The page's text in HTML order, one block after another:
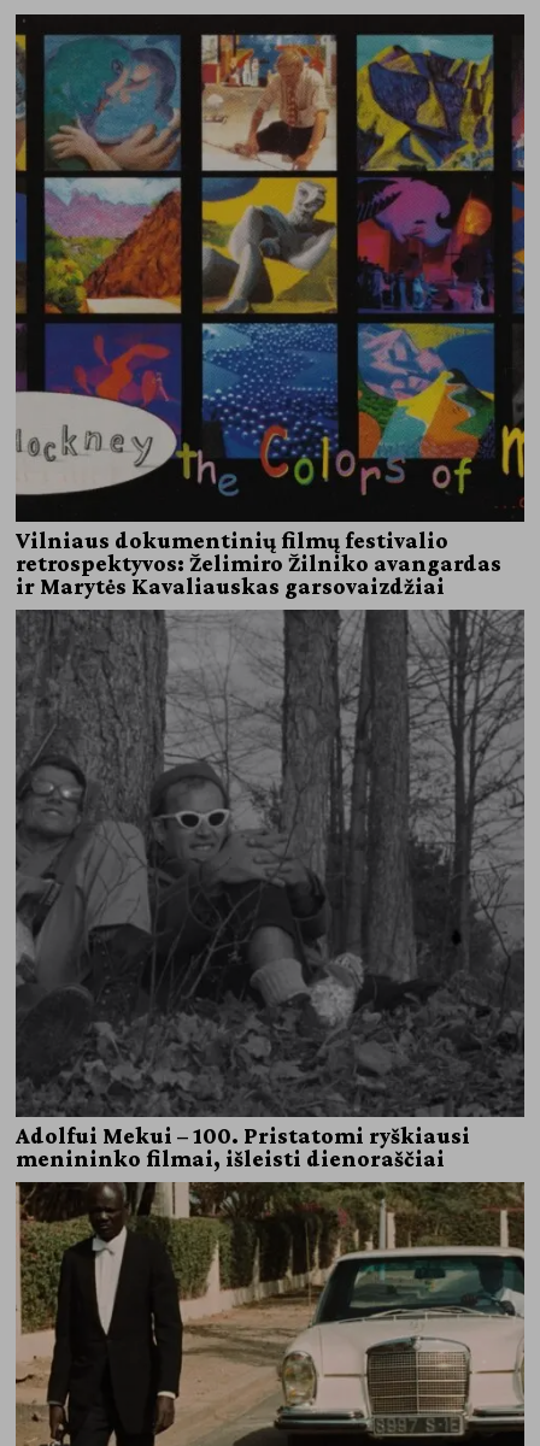
Vilniaus dokumentinių filmų festivalio
retrospektyvos: Želimiro Žilniko avangardas
ir Marytės Kavaliauskas garsovaizdžiai
Adolfui Mekui – 100. Pristatomi ryškiausi
menininko filmai, išleisti dienoraščiai